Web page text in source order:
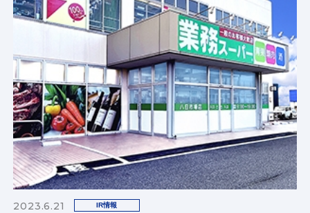
2023.6.21 IR情報